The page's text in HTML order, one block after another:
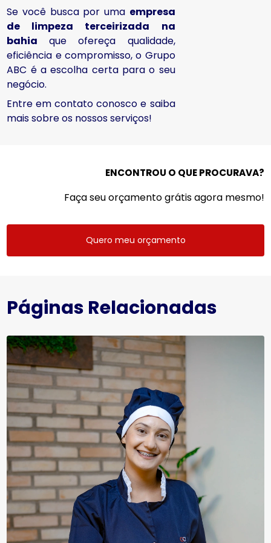
Se você busca por uma empresa
de limpeza terceirizada na
bahia que ofereça qualidade,
eficiência e compromisso, o Grupo
ABC é a escolha certa para o seu
negócio.
Entre em contato conosco e saiba
mais sobre os nossos serviços!
ENCONTROU O QUE PROCURAVA?
Faça seu orçamento grátis agora mesmo!
Quero meu orçamento
Páginas Relacionadas